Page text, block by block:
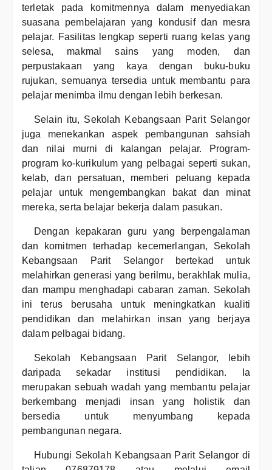
terletak pada komitmennya dalam menyediakan
suasana pembelajaran yang kondusif dan mesra
pelajar. Fasilitas lengkap seperti ruang kelas yang
selesa, makmal sains yang moden, dan
perpustakaan yang kaya dengan buku-buku
rujukan, semuanya tersedia untuk membantu para
pelajar menimba ilmu dengan lebih berkesan.
Selain itu, Sekolah Kebangsaan Parit Selangor
juga menekankan aspek pembangunan sahsiah
dan nilai murni di kalangan pelajar. Program-
program ko-kurikulum yang pelbagai seperti sukan,
kelab, dan persatuan, memberi peluang kepada
pelajar untuk mengembangkan bakat dan minat
mereka, serta belajar bekerja dalam pasukan.
Dengan kepakaran guru yang berpengalaman
dan komitmen terhadap kecemerlangan, Sekolah
Kebangsaan Parit Selangor bertekad untuk
melahirkan generasi yang berilmu, berakhlak mulia,
dan mampu menghadapi cabaran zaman. Sekolah
ini terus berusaha untuk meningkatkan kualiti
pendidikan dan melahirkan insan yang berjaya
dalam pelbagai bidang.
Sekolah Kebangsaan Parit Selangor, lebih
daripada sekadar institusi pendidikan. Ia
merupakan sebuah wadah yang membantu pelajar
berkembang menjadi insan yang holistik dan
bersedia untuk menyumbang kepada
pembangunan negara.
Hubungi Sekolah Kebangsaan Parit Selangor di